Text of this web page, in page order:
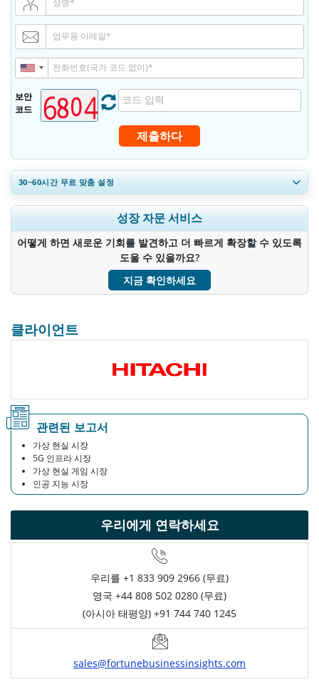
보안
코드
제출하다
30~60시간무료 맞춤 설정
지역 및 국가 범위 확장, 세그먼트 분석, 기업 프로필, 경쟁 벤치마킹, 및
최종 사용자 인사이트.
지금 맞춤 설정
성장 자문 서비스
어떻게 하면 새로운 기회를 발견하고 더 빠르게 확장할 수 있도록
도울 수 있을까요?
지금 확인하세요
클라이언트
관련된 보고서
가상 현실 시장
5G 인프라 시장
가상 현실 게임 시장
인공 지능 시장
우리에게 연락하세요
우리를 +1 833 909 2966 (무료)
영국 +44 808 502 0280 (무료)
(아시아 태평양) +91 744 740 1245
sales@fortunebusinessinsights.com